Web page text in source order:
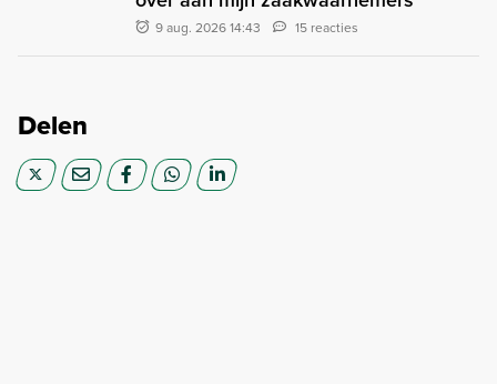
9 aug. 2026 14:43 15 reacties
Delen